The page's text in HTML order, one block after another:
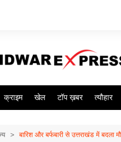
क्राइम खेल टॉप ख़बर त्यौहार
बारिश और बर्फबारी से उत्तराखंड में बदला